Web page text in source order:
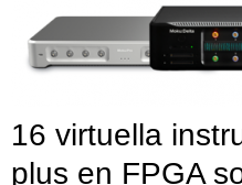
16 virtuella
plus en FPGA